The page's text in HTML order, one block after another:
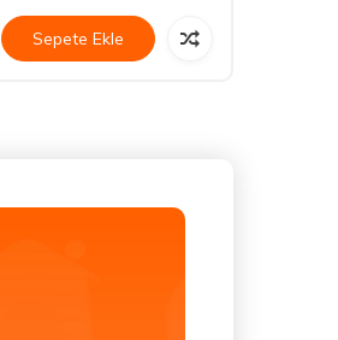
Sepete Ekle